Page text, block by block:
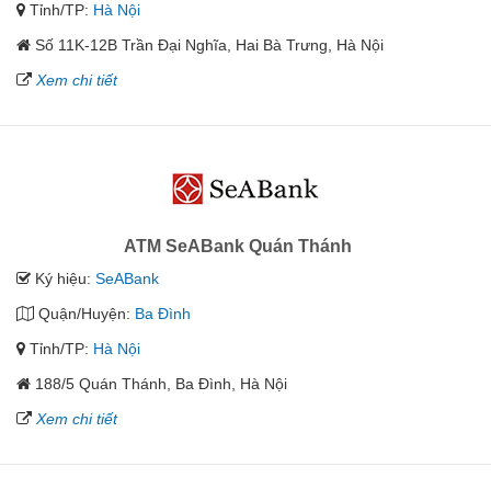
Tỉnh/TP: Hà Nội
Số 11K-12B Trần Đại Nghĩa, Hai Bà Trưng, Hà Nội
Xem chi tiết
ATM SeABank Quán Thánh
Ký hiệu: SeABank
Quận/Huyện: Ba Đình
Tỉnh/TP: Hà Nội
188/5 Quán Thánh, Ba Đình, Hà Nội
Xem chi tiết